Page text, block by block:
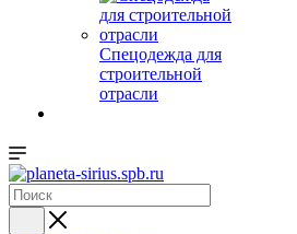
Спецодежда для
строительной
отрасли